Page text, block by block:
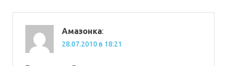
Амазонка:
28.07.2010 в 18:21